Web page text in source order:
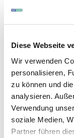
Diese Webseite
Wir verwenden
personalisieren,
zu können und
analysieren.
Verwendung
soziale Medien,
Partner führen
Kunden